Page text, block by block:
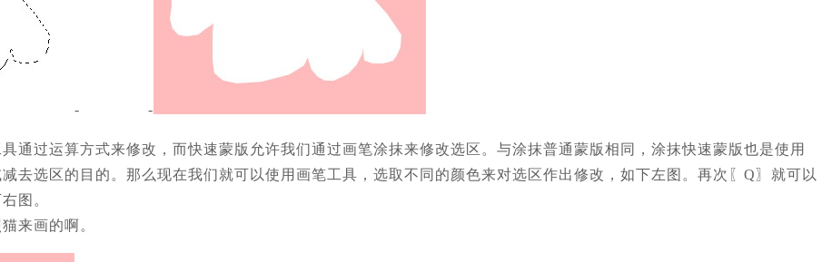
- -
通过运算方式来修改，而快速蒙版允许我们通过画笔涂抹来修改选区。与涂抹普通蒙版相同，涂抹快速蒙版也是使用
去选区的目的。那么现在我们就可以使用画笔工具，选取不同的颜色来对选区作出修改，如下左图。再次〖Q〗就可以
图。
来画的啊。